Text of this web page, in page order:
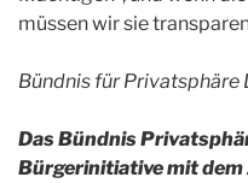
müssen wir sie
Bündnis für Privatsphäre
Das Bündnis
Bürgerinitiative mit